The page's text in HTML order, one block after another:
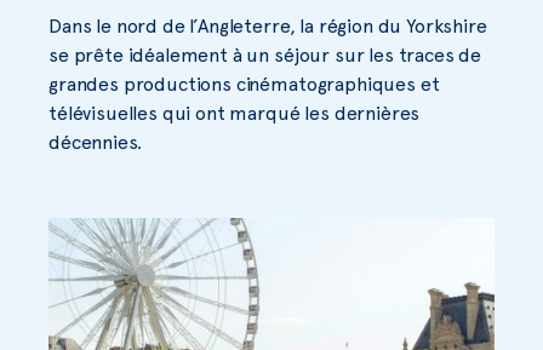
Dans le nord de l’Angleterre, la région du Yorkshire
se prête idéalement à un séjour sur les traces de
grandes productions cinématographiques et
télévisuelles qui ont marqué les dernières
décennies.